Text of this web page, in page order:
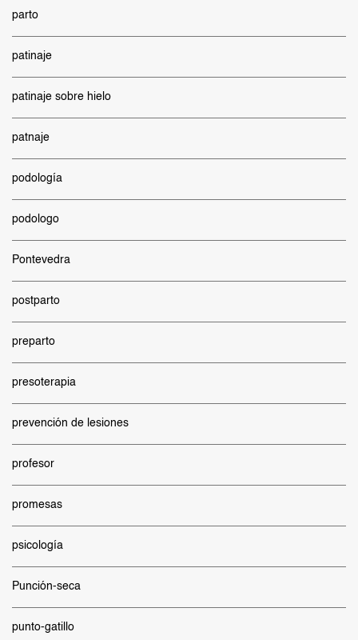
parto
patinaje
patinaje sobre hielo
patnaje
podología
podologo
Pontevedra
postparto
preparto
presoterapia
prevención de lesiones
profesor
promesas
psicología
Punción-seca
punto-gatillo